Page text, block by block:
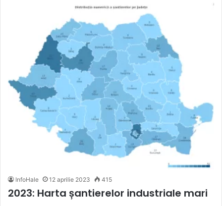
InfoHale 12 aprilie 2023 415
2023: Harta șantierelor industriale mari